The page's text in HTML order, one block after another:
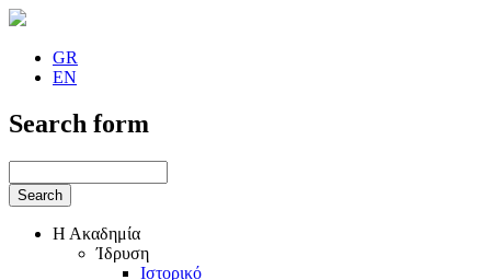
GR
EN
Search form
Η Ακαδημία
Ίδρυση
Ιστορικό